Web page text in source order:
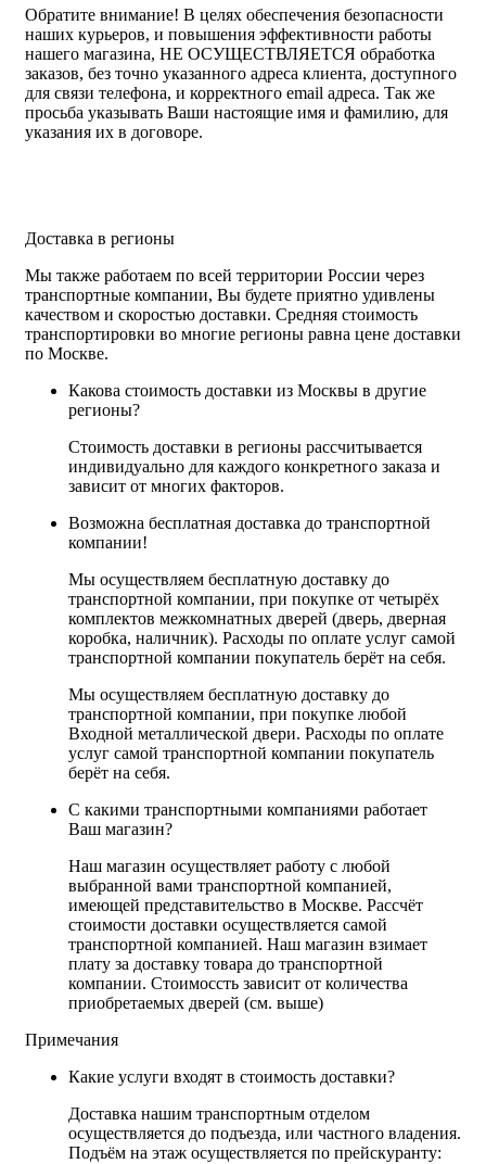
Обратите внимание! В целях обеспечения безопасности
наших курьеров, и повышения эффективности работы
нашего магазина, НЕ ОСУЩЕСТВЛЯЕТСЯ обработка
заказов, без точно указанного адреса клиента, доступного
для связи телефона, и корректного email адреса. Так же
просьба указывать Ваши настоящие имя и фамилию, для
указания их в договоре.
Доставка в регионы
Мы также работаем по всей территории России через
транспортные компании, Вы будете приятно удивлены
качеством и скоростью доставки. Средняя стоимость
транспортировки во многие регионы равна цене доставки
по Москве.
Какова стоимость доставки из Москвы в другие
регионы?
Стоимость доставки в регионы рассчитывается
индивидуально для каждого конкретного заказа и
зависит от многих факторов.
Возможна бесплатная доставка до транспортной
компании!
Мы осуществляем бесплатную доставку до
транспортной компании, при покупке от четырёх
комплектов межкомнатных дверей (дверь, дверная
коробка, наличник). Расходы по оплате услуг самой
транспортной компании покупатель берёт на себя.
Мы осуществляем бесплатную доставку до
транспортной компании, при покупке любой
Входной металлической двери. Расходы по оплате
услуг самой транспортной компании покупатель
берёт на себя.
С какими транспортными компаниями работает
Ваш магазин?
Наш магазин осуществляет работу с любой
выбранной вами транспортной компанией,
имеющей представительство в Москве. Рассчёт
стоимости доставки осуществляется самой
транспортной компанией. Наш магазин взимает
плату за доставку товара до транспортной
компании. Стоимоссть зависит от количества
приобретаемых дверей (см. выше)
Примечания
Какие услуги входят в стоимость доставки?
Доставка нашим транспортным отделом
осуществляется до подъезда, или частного владения.
Подъём на этаж осуществляется по прейскуранту: